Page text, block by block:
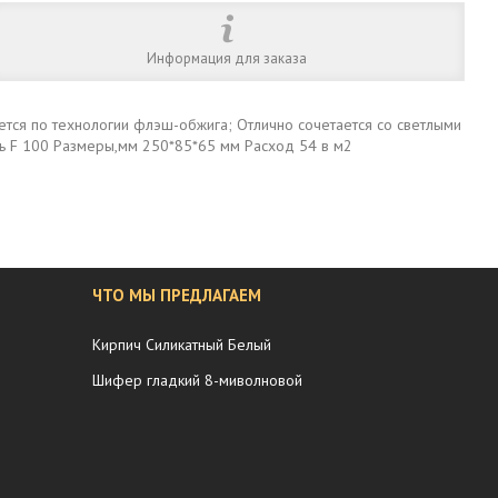
Информация для заказа
по технологии флэш-обжига; Отлично сочетается со светлыми
F 100 Размеры,мм 250*85*65 мм Расход 54 в м2
ЧТО МЫ ПРЕДЛАГАЕМ
Кирпич Силикатный Белый
Шифер гладкий 8-миволновой